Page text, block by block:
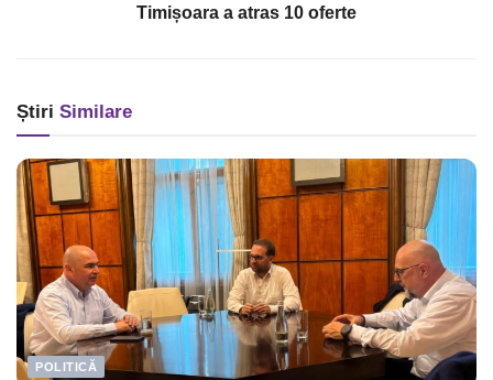
Timișoara a atras 10 oferte
Știri Similare
POLITICĂ